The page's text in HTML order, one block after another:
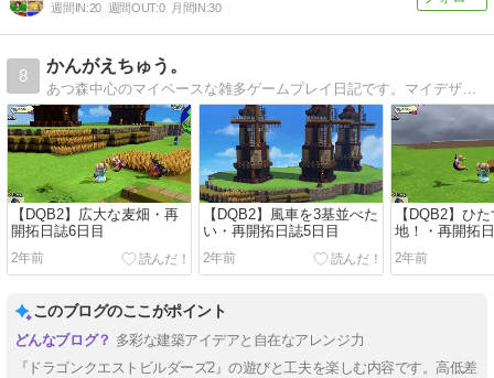
週間IN:20 週間OUT:0 月間IN:30
8
かんがえちゅう。
あつ森中心のマイペースな雑多ゲームプレイ日記です。マイデザインもちょこっとあります。
【DQB2】広大な麦畑・再
開拓日誌6日目
2年前
【DQB2】風車を3基並べた
い・再開拓日誌5日目
2年前
【DQB2】ひ
地！・再開拓
2年前
このブログのここがポイント
多彩な建築アイデアと自在なアレンジ力
『ドラゴンクエストビルダーズ2』の遊びと工夫を楽しむ内容です。高低差